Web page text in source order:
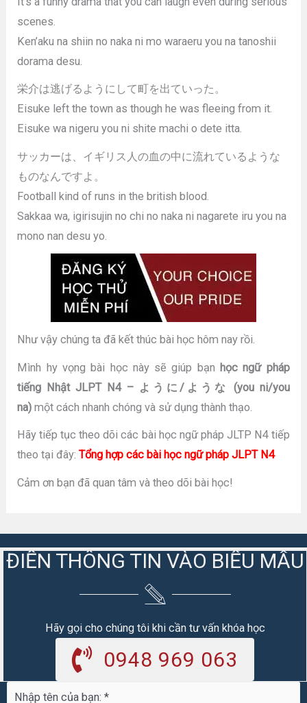
scenes.
Ken’aku na shiin no naka ni mo waraeru you na tanoshii
dorama desu.
栄介は逃げるようにして町を出ていった。
Eisuke left the town as though he was fleeing from it.
Eisuke wa nigeru you ni shite machi o dete itta.
サッカーは、イギリス人の血の中に流れているような
ものなんですよ。
Football kind of runs in the british blood.
Sakkaa wa, igirisujin no chi no naka ni nagarete iru you na
mono nan desu yo.
Như vậy chúng ta đã kết thúc bài học hôm nay rồi.
Mình hy vọng bài học này sẽ giúp bạn học ngữ pháp
tiếng Nhật JLPT N4 – ように/ような (you ni/you
na) một cách nhanh chóng và sử dụng thành thạo.
Hãy tiếp tục theo dõi các bài học ngữ pháp JLTP N4 tiếp
theo tại đây:Tổng hợp các bài học ngữ pháp JLPT N4
Cảm ơn bạn đã quan tâm và theo dõi bài học!
ĐIỀN THÔNG TIN VÀO BIỂU MẪU
Hãy gọi cho chúng tôi khi cần tư vấn khóa học
0948 969 063